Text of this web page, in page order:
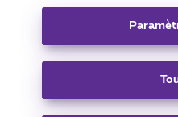
Coordonnées de l’entreprise
Boulevard du Roi Albert II 27 -